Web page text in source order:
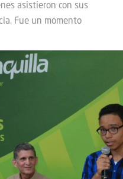
asistieron con sus
Fue un momento